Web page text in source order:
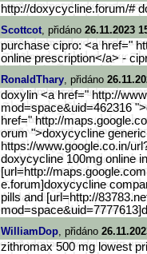
http://doxycycline.forum/#
Scottcot, přidáno 26.11.2023
purchase cipro: <a href="
online prescription</a> -
RonaldThary, přidáno
doxylin <a href=" http://
mod=space&uid=462316
href=" http://
orum ">doxycycline
https://www.google.co.in/
doxycycline 100mg online
[url=http://maps.google.c
e.forum]doxycycline
pills and [url=http://
WilliamDop, přidáno
zithromax 500 mg lowest